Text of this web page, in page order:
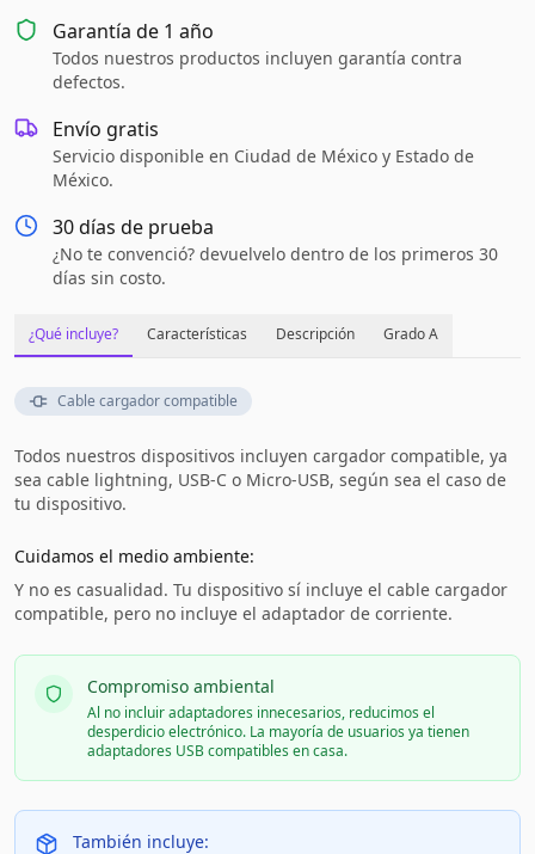
Garantía de 1 año
Todos nuestros productos incluyen garantía contra
defectos.
Envío gratis
Servicio disponible en Ciudad de México y Estado de
México.
30 días de prueba
¿No te convenció? devuelvelo dentro de los primeros 30
días sin costo.
¿Qué incluye? Características Descripción Grado A
Cable cargador compatible
Todos nuestros dispositivos incluyen cargador compatible, ya
sea cable lightning, USB-C o Micro-USB, según sea el caso de
tu dispositivo.
Cuidamos el medio ambiente:
Y no es casualidad. Tu dispositivo sí incluye el cable cargador
compatible, pero no incluye el adaptador de corriente.
Compromiso ambiental
Al no incluir adaptadores innecesarios, reducimos el
desperdicio electrónico. La mayoría de usuarios ya tienen
adaptadores USB compatibles en casa.
También incluye: